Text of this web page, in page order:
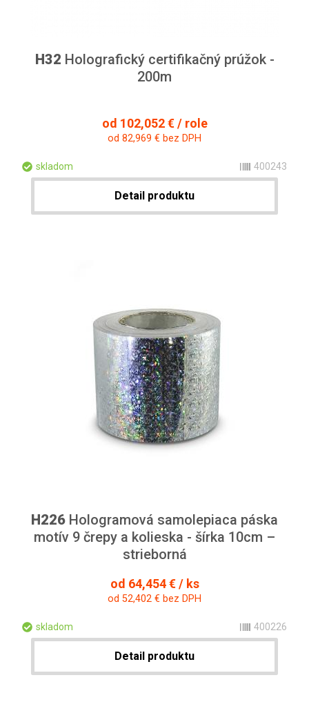
H32 Holografický certifikačný prúžok -
200m
od 102,052 € / role
od 82,969 € bez DPH
skladom 400243
Detail produktu
H226 Hologramová samolepiaca páska
motív 9 črepy a kolieska - šírka 10cm –
strieborná
od 64,454 € / ks
od 52,402 € bez DPH
skladom 400226
Detail produktu